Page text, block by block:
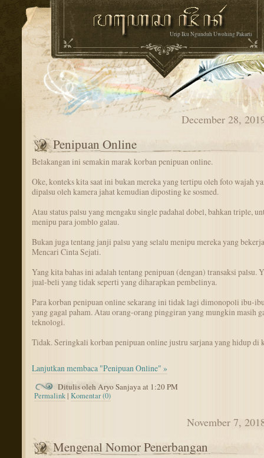
Urip Iku Ngunduh Uwohing Pakarti
December 28,
Penipuan Online
Belakangan ini semakin marak korban penipuan online.
Oke, konteks kita saat ini bukan mereka yang tertipu oleh foto wajah
dipalsu oleh kamera jahat kemudian diposting ke sosmed.
Atau status palsu yang mengaku single padahal dobel, bahkan triple,
menipu para jomblo galau.
Bukan juga tentang janji palsu yang selalu menipu mereka yang
Mencari Cinta Sejati.
Yang kita bahas ini adalah tentang penipuan (dengan) transaksi palsu.
jual-beli yang tidak seperti yang diharapkan pembelinya.
Para korban penipuan online sekarang ini tidak lagi dimonopoli ibu-
yang gagal paham. Atau orang-orang pinggiran yang mungkin masih
teknologi.
Tidak. Seringkali korban penipuan online justru sarjana yang hidup di
Lanjutkan membaca "Penipuan Online" »
Ditulis oleh Aryo Sanjaya at 1:20 PM
Permalink |Komentar (0)
November 7,
Mengenal Nomor Penerbangan